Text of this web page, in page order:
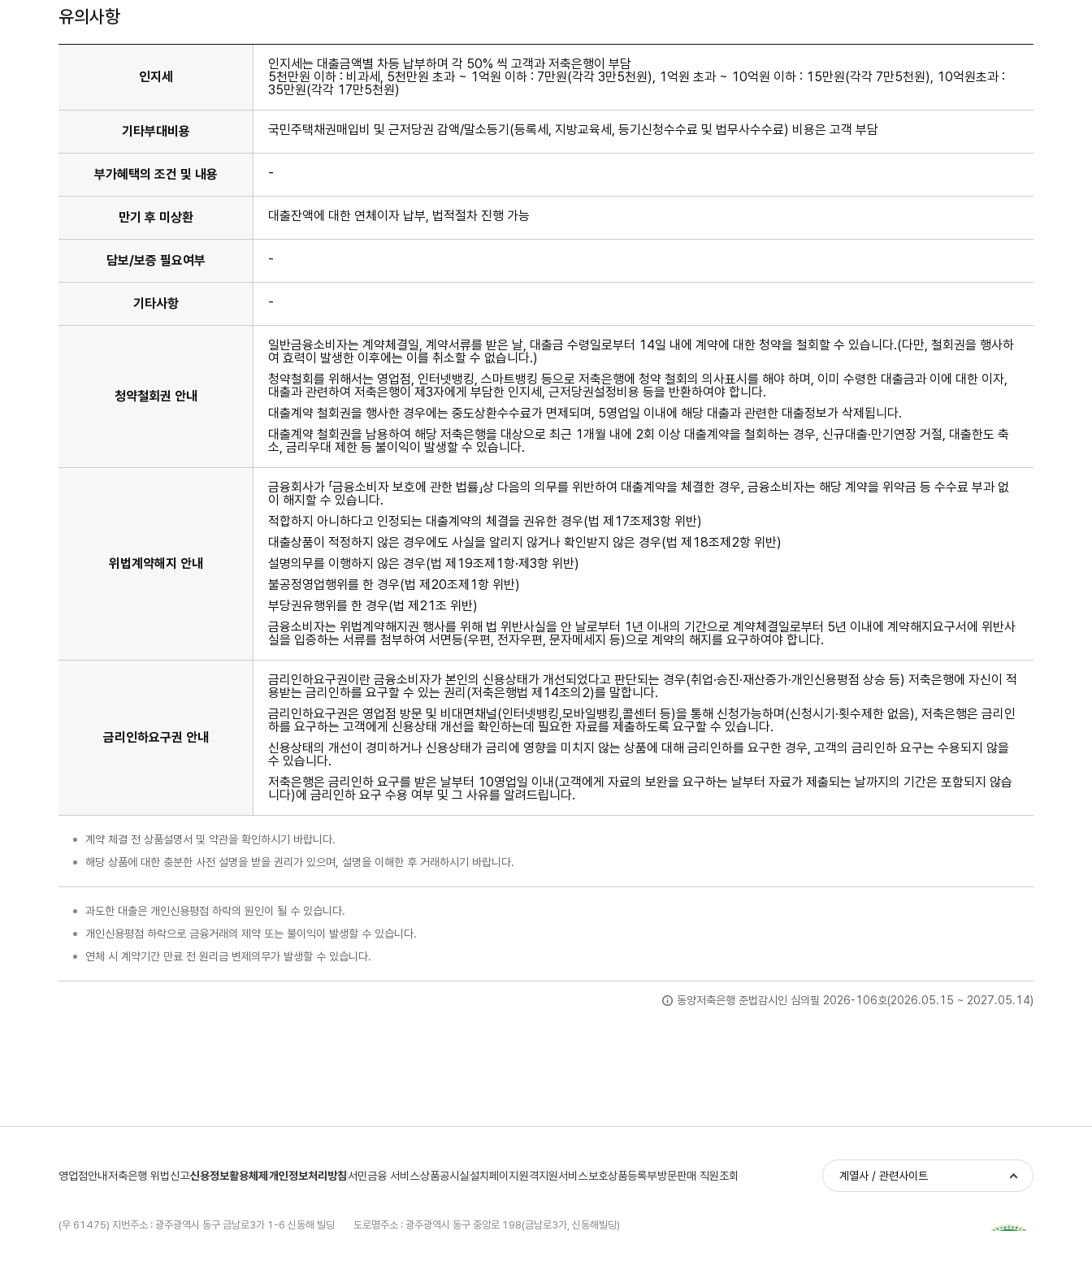
유의사항
인지세
인지세는 대출금액별 차등 납부하며 각 50% 씩 고객과 저축은행이 부담
5천만원 이하 : 비과세, 5천만원 초과 ~ 1억원 이하 : 7만원(각각 3만5천원), 1억원 초과 ~ 10억원 이하 : 15만원(각각 7만5천원), 10억원초과 :
35만원(각각 17만5천원)
기타부대비용 국민주택채권매입비 및 근저당권 감액/말소등기(등록세, 지방교육세, 등기신청수수료 및 법무사수수료) 비용은 고객 부담
부가혜택의 조건 및 내용 -
만기 후 미상환 대출잔액에 대한 연체이자 납부, 법적절차 진행 가능
담보/보증 필요여부 -
기타사항 -
청약철회권 안내
일반금융소비자는 계약체결일, 계약서류를 받은 날, 대출금 수령일로부터 14일 내에 계약에 대한 청약을 철회할 수 있습니다.(다만, 철회권을 행사하
여 효력이 발생한 이후에는 이를 취소할 수 없습니다.)
청약철회를 위해서는 영업점, 인터넷뱅킹, 스마트뱅킹 등으로 저축은행에 청약 철회의 의사표시를 해야 하며, 이미 수령한 대출금과 이에 대한 이자,
대출과 관련하여 저축은행이 제3자에게 부담한 인지세, 근저당권설정비용 등을 반환하여야 합니다.
대출계약 철회권을 행사한 경우에는 중도상환수수료가 면제되며, 5영업일 이내에 해당 대출과 관련한 대출정보가 삭제됩니다.
대출계약 철회권을 남용하여 해당 저축은행을 대상으로 최근 1개월 내에 2회 이상 대출계약을 철회하는 경우, 신규대출·만기연장 거절, 대출한도 축
소, 금리우대 제한 등 불이익이 발생할 수 있습니다.
위법계약해지 안내
금융회사가 「금융소비자 보호에 관한 법률」상 다음의 의무를 위반하여 대출계약을 체결한 경우, 금융소비자는 해당 계약을 위약금 등 수수료 부과 없
이 해지할 수 있습니다.
적합하지 아니하다고 인정되는 대출계약의 체결을 권유한 경우(법 제17조제3항 위반)
대출상품이 적정하지 않은 경우에도 사실을 알리지 않거나 확인받지 않은 경우(법 제18조제2항 위반)
설명의무를 이행하지 않은 경우(법 제19조제1항·제3항 위반)
불공정영업행위를 한 경우(법 제20조제1항 위반)
부당권유행위를 한 경우(법 제21조 위반)
금융소비자는 위법계약해지권 행사를 위해 법 위반사실을 안 날로부터 1년 이내의 기간으로 계약체결일로부터 5년 이내에 계약해지요구서에 위반사
실을 입증하는 서류를 첨부하여 서면등(우편, 전자우편, 문자메세지 등)으로 계약의 해지를 요구하여야 합니다.
금리인하요구권 안내
금리인하요구권이란 금융소비자가 본인의 신용상태가 개선되었다고 판단되는 경우(취업·승진·재산증가·개인신용평점 상승 등) 저축은행에 자신이 적
용받는 금리인하를 요구할 수 있는 권리(저축은행법 제14조의2)를 말합니다.
금리인하요구권은 영업점 방문 및 비대면채널(인터넷뱅킹,모바일뱅킹,콜센터 등)을 통해 신청가능하며(신청시기·횟수제한 없음), 저축은행은 금리인
하를 요구하는 고객에게 신용상태 개선을 확인하는데 필요한 자료를 제출하도록 요구할 수 있습니다.
신용상태의 개선이 경미하거나 신용상태가 금리에 영향을 미치지 않는 상품에 대해 금리인하를 요구한 경우, 고객의 금리인하 요구는 수용되지 않을
수 있습니다.
저축은행은 금리인하 요구를 받은 날부터 10영업일 이내(고객에게 자료의 보완을 요구하는 날부터 자료가 제출되는 날까지의 기간은 포함되지 않습
니다)에 금리인하 요구 수용 여부 및 그 사유를 알려드립니다.
계약 체결 전 상품설명서 및 약관을 확인하시기 바랍니다.
해당 상품에 대한 충분한 사전 설명을 받을 권리가 있으며, 설명을 이해한 후 거래하시기 바랍니다.
과도한 대출은 개인신용평점 하락의 원인이 될 수 있습니다.
개인신용평점 하락으로 금융거래의 제약 또는 불이익이 발생할 수 있습니다.
연체 시 계약기간 만료 전 원리금 변제의무가 발생할 수 있습니다.
동양저축은행 준법감시인 심의필 2026-106호(2026.05.15 ~ 2027.05.14)
영업점안내 저축은행 위법신고신용정보활용체제 개인정보처리방침서민금융 서비스상품공시실설치페이지 원격지원서비스보호상품등록부방문판매 직원조회 계열사 / 관련사이트
(우 61475) 지번주소 : 광주광역시 동구 금남로3가 1-6 신동해 빌딩
도로명주소 : 광주광역시 동구 중앙로 198(금남로3가, 신동해빌딩)